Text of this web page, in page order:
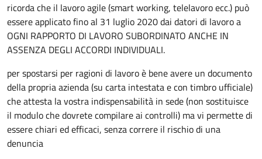
ricorda che il lavoro agile (smart working, telelavoro ecc.) può
essere applicato fino al 31 luglio 2020 dai datori di lavoro a
OGNI RAPPORTO DI LAVORO SUBORDINATO ANCHE IN
ASSENZA DEGLI ACCORDI INDIVIDUALI.
per spostarsi per ragioni di lavoro è bene avere un documento
della propria azienda (su carta intestata e con timbro ufficiale)
che attesta la vostra indispensabilità in sede (non sostituisce
il modulo che dovrete compilare ai controlli) ma vi permette di
essere chiari ed efficaci, senza correre il rischio di una
denuncia